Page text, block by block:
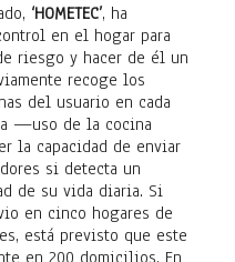
‘HOMETEC’, ha
en el hogar para
riesgo y hacer de él un
recoge los
del usuario en cada
—uso de la cocina
la capacidad de enviar
si detecta un
de su vida diaria. Si
en cinco hogares de
está previsto que este
en 200 domicilios. En